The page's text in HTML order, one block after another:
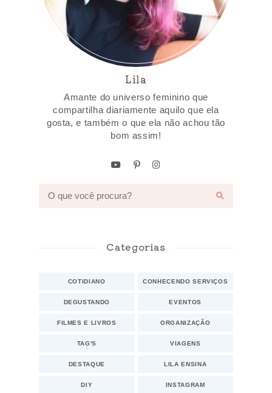
Lila
Amante do universo feminino que
compartilha diariamente aquilo que ela
gosta, e também o que ela não achou tão
bom assim!
Categorias
COTIDIANO CONHECENDO SERVIÇOS
DEGUSTANDO EVENTOS
FILMES E LIVROS ORGANIZAÇÃO
TAG'S VIAGENS
DESTAQUE LILA ENSINA
DIY INSTAGRAM